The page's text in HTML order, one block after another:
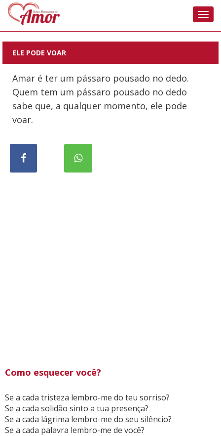
ELE PODE VOAR
Amar é ter um pássaro pousado no dedo.
Quem tem um pássaro pousado no dedo
sabe que, a qualquer momento, ele pode
voar.
Como esquecer você?
Se a cada tristeza lembro-me do teu sorriso?
Se a cada solidão sinto a tua presença?
Se a cada lágrima lembro-me do seu silêncio?
Se a cada palavra lembro-me de você?